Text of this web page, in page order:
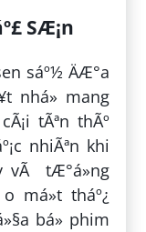
SÆ¡n
sáº½ ÄÆ°a
nhá» mang
tÃªn thÃº
nhiÃªn khi
vÃ tÆ°á»ng
má»t tháº¿
bá» phim